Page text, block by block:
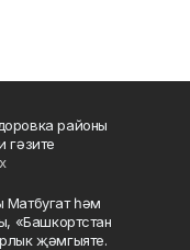
районы
гәзите
Матбугат һәм
«Башкортстан
җәмгыяте.